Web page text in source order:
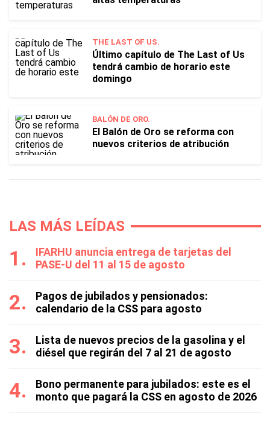
THE LAST OF US.
Último capítulo de The Last of Us
tendrá cambio de horario este
domingo
BALÓN DE ORO.
El Balón de Oro se reforma con
nuevos criterios de atribución
LAS MÁS LEÍDAS
IFARHU anuncia entrega de tarjetas del
PASE-U del 11 al 15 de agosto
Pagos de jubilados y pensionados:
calendario de la CSS para agosto
Lista de nuevos precios de la gasolina y el
diésel que regirán del 7 al 21 de agosto
Bono permanente para jubilados: este es el
monto que pagará la CSS en agosto de 2026